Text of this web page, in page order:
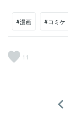
#漫画 #コミケ
11